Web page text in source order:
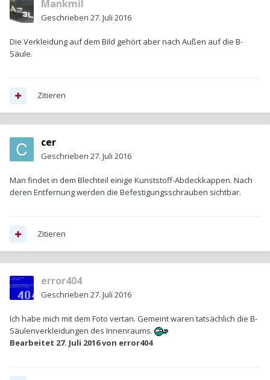
Mankmil
Geschrieben 27. Juli 2016
Die Verkleidung auf dem Bild gehört aber nach Außen auf die B-
Säule.
Zitieren
cer
Geschrieben 27. Juli 2016
Man findet in dem Blechteil einige Kunststoff-Abdeckkappen. Nach
deren Entfernung werden die Befestigungsschrauben sichtbar.
Zitieren
error404
Geschrieben 27. Juli 2016
Ich habe mich mit dem Foto vertan. Gemeint waren tatsächlich die B-
Säulenverkleidungen des Innenraums.
Bearbeitet 27. Juli 2016von error404